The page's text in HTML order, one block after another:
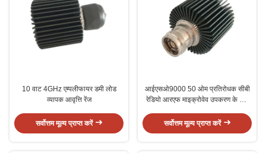
10 वाट 4GHz एम्पलीफायर डमी लोड
व्यापक आवृत्ति रेंज
सर्वोत्तम मूल्य प्राप्त करें
आईएसओ9000 50 ओम प्रतिरोधक सीबी
रेडियो आरएफ माइक्रोवेव उपकरण के लिए
सर्वोत्तम मूल्य प्राप्त करें